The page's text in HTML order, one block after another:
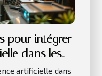
pour intégrer
dans les
artificielle dans